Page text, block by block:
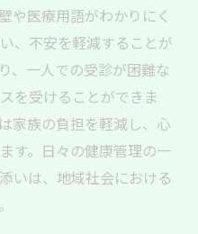
や医療用語がわかりにく
、不安を軽減することが
、一人での受診が困難な
を受けることができま
家族の負担を軽減し、心
す。日々の健康管理の一
いは、地域社会における